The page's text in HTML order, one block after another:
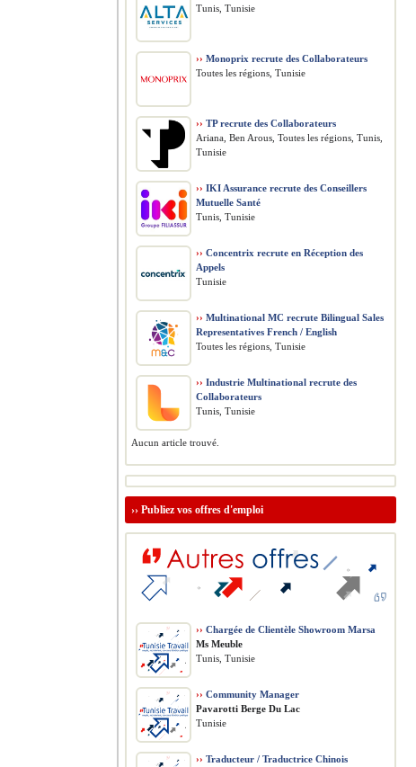
Tunis, Tunisie
›› Monoprix recrute des Collaborateurs
Toutes les régions, Tunisie
›› TP recrute des Collaborateurs
Ariana, Ben Arous, Toutes les régions, Tunis,
Tunisie
›› IKI Assurance recrute des Conseillers
Mutuelle Santé
Tunis, Tunisie
›› Concentrix recrute en Réception des
Appels
Tunisie
›› Multinational MC recrute Bilingual Sales
Representatives French / English
Toutes les régions, Tunisie
›› Industrie Multinational recrute des
Collaborateurs
Tunis, Tunisie
Aucun article trouvé.
›› Publiez vos offres d'emploi
›› Chargée de Clientèle Showroom Marsa
Ms Meuble
Tunis, Tunisie
›› Community Manager
Pavarotti Berge Du Lac
Tunisie
›› Traducteur / Traductrice Chinois